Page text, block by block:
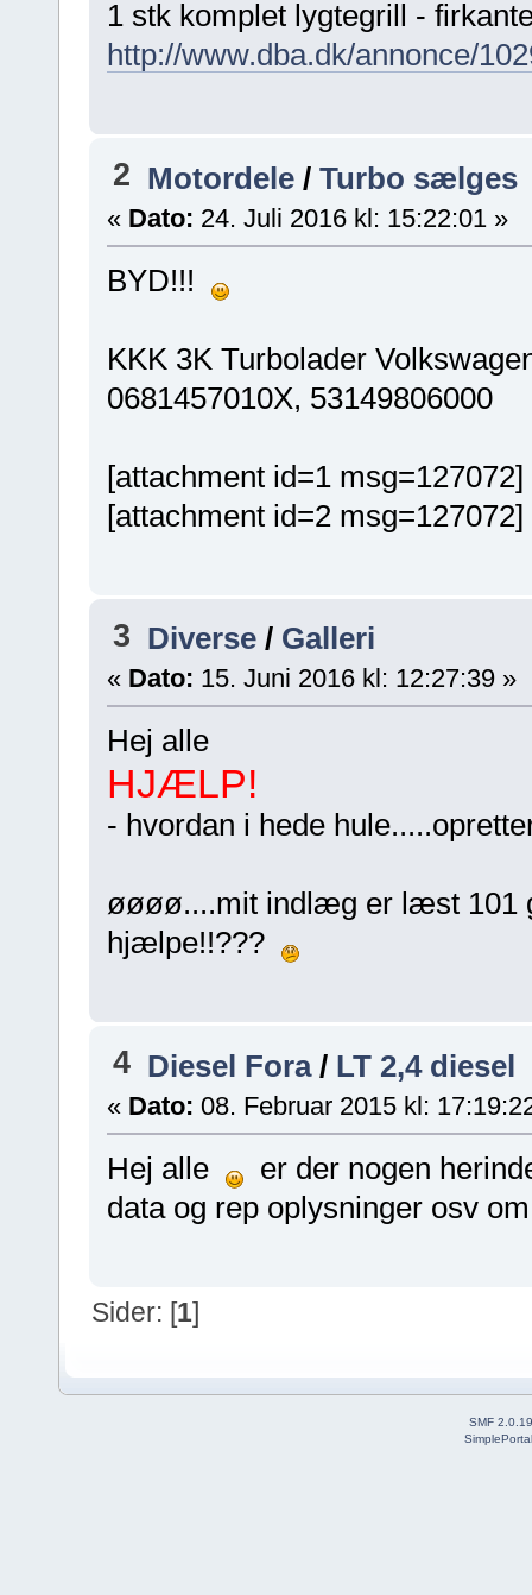
1 stk komplet lygtegrill -
http://www.dba.dk/annonce/
2 Motordele /Turbo sælges
« Dato: 24. Juli 2016 kl: 15:22:01 »
BYD!!!
KKK 3K Turbolader
0681457010X, 53149806000
[attachment id=1 msg=127072]
[attachment id=2 msg=127072]
3 Diverse / Galleri
« Dato: 15. Juni 2016 kl: 12:27:39 »
Hej alle
HJÆLP!
- hvordan i hede
øøøø....mit indlæg er læst 101
hjælpe!!???
4 Diesel Fora/ LT 2,4 diesel
« Dato: 08. Februar 2015 kl:
Hej alle
er der nogen
data og rep oplysninger osv
Sider: [1]
SMF 2.0.19